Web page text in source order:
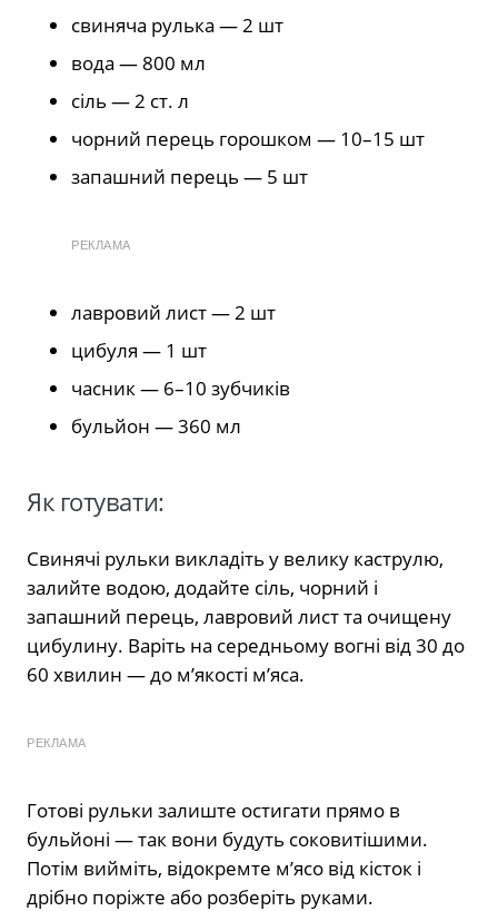
свиняча рулька — 2 шт
вода — 800 мл
сіль — 2 ст. л
чорний перець горошком — 10–15 шт
запашний перець — 5 шт
РЕКЛАМА
лавровий лист — 2 шт
цибуля — 1 шт
часник — 6–10 зубчиків
бульйон — 360 мл
Як готувати:
Свинячі рульки викладіть у велику каструлю,
залийте водою, додайте сіль, чорний і
запашний перець, лавровий лист та очищену
цибулину. Варіть на середньому вогні від 30 до
60 хвилин — до м’якості м’яса.
РЕКЛАМА
Готові рульки залиште остигати прямо в
бульйоні — так вони будуть соковитішими.
Потім вийміть, відокремте м’ясо від кісток і
дрібно поріжте або розберіть руками.